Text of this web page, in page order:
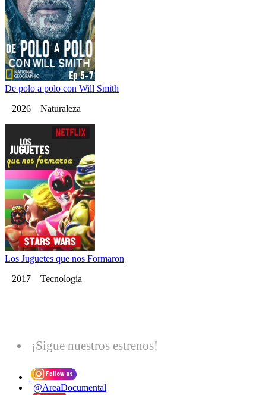
De polo a polo con Will Smith
2026 Naturaleza
Los Juguetes que nos Formaron
2017 Tecnologia
¡Sigue nuestros estrenos!
@AreaDocumental